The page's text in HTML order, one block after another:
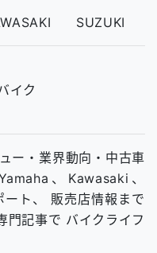
SUZUKI
イク
ー・業界動向・中古車
、Kawasaki、
ト、 販売店情報まで
記事で バイクライフ